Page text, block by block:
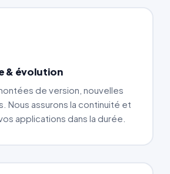
& évolution
de version, nouvelles
Nous assurons la continuité et
applications dans la durée.